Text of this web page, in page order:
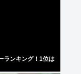
ランキング！1位は